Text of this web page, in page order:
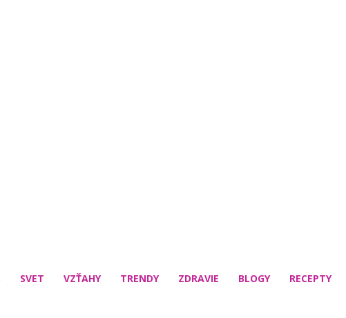
SVET VZŤAHY TRENDY ZDRAVIE BLOGY RECEPTY